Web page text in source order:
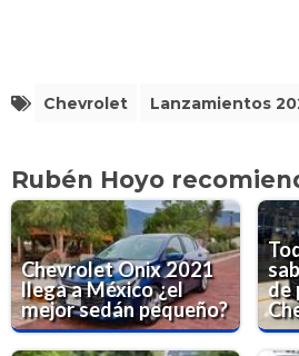
Chevrolet Lanzamientos
Rubén Hoyo
Chevrolet Onix 2021
llega a México ¿el
mejor sedán pequeño?
de